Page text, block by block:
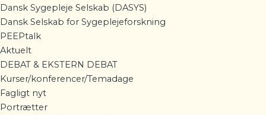
Dansk Sygepleje Selskab (DASYS)
Dansk Selskab for Sygeplejeforskning
PEEPtalk
Aktuelt
DEBAT & EKSTERN DEBAT
Kurser/konferencer/Temadage
Fagligt nyt
Portrætter